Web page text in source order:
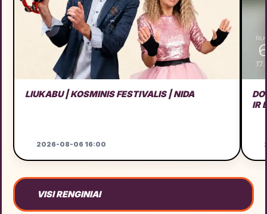
LIUKABU | KOSMINIS FESTIVALIS | NIDA
2026-08-06 16:00
IR
VISI RENGINIAI